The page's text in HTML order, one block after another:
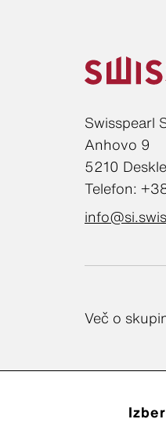
Swisspearl
Anhovo 9
5210
Telefon:
Več o